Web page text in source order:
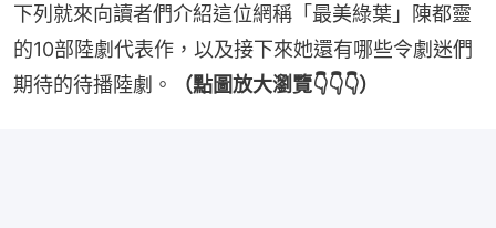
下列就來向讀者們介紹這位網稱「最美綠葉」陳都靈
的10部陸劇代表作，以及接下來她還有哪些令劇迷們
期待的待播陸劇。
（點圖放大瀏覽👇👇👇）